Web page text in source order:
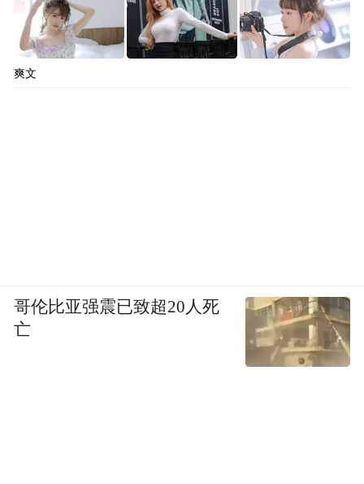
爽文
哥伦比亚强震已致超20人死
亡